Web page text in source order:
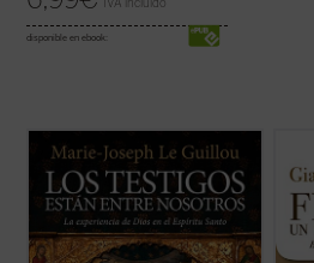
IVA incluido
disponible en ebook:
«Estoy muy feliz de tener ahora en su libro
una pneumatología alimentada en las
mejores fuentes de la fe y madurada en la
constante meditación del Misterio». Con
estas palabras respondía Joseph
Ratzinger al padre Le Guillou que le había ...
(ver ficha)
jesuita,
El libro